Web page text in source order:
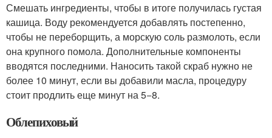
Смешать ингредиенты, чтобы в итоге получилась густая
кашица. Воду рекомендуется добавлять постепенно,
чтобы не переборщить, а морскую соль размолоть, если
она крупного помола. Дополнительные компоненты
вводятся последними. Наносить такой скраб нужно не
более 10 минут, если вы добавили масла, процедуру
стоит продлить еще минут на 5−8.
Облепиховый